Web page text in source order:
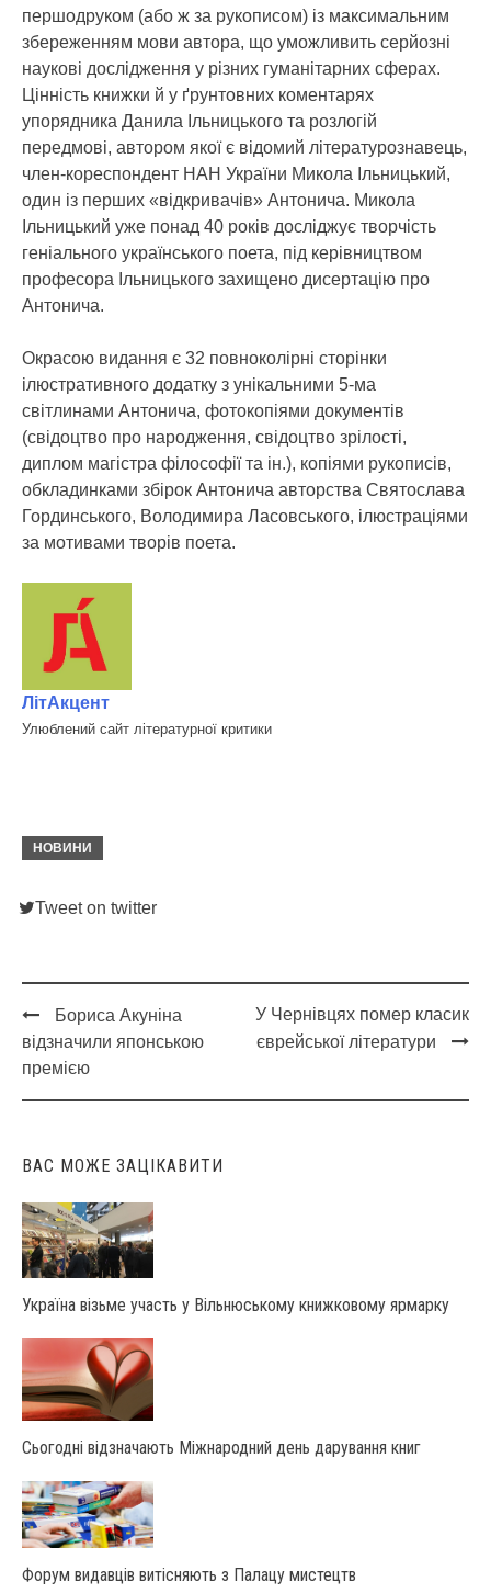
першодруком (або ж за рукописом) із максимальним
збереженням мови автора, що уможливить серйозні
наукові дослідження у різних гуманітарних сферах.
Цінність книжки й у ґрунтовних коментарях
упорядника Данила Ільницького та розлогій
передмові, автором якої є відомий літературознавець,
член-кореспондент НАН України Микола Ільницький,
один із перших «відкривачів» Антонича. Микола
Ільницький уже понад 40 років досліджує творчість
геніального українського поета, під керівництвом
професора Ільницького захищено дисертацію про
Антонича.
Окрасою видання є 32 повноколірні сторінки
ілюстративного додатку з унікальними 5-ма
світлинами Антонича, фотокопіями документів
(свідоцтво про народження, свідоцтво зрілості,
диплом магістра філософії та ін.), копіями рукописів,
обкладинками збірок Антонича авторства Святослава
Гординського, Володимира Ласовського, ілюстраціями
за мотивами творів поета.
ЛітАкцент
Улюблений сайт літературної критики
НОВИНИ
Tweet on twitter
Post
navigation
Бориса Акуніна
відзначили японською
премією
У Чернівцях помер класик
єврейської літератури
ВАС МОЖЕ ЗАЦІКАВИТИ
Україна візьме участь у Вільнюському книжковому ярмарку
Сьогодні відзначають Міжнародний день дарування книг
Форум видавців витісняють з Палацу мистецтв